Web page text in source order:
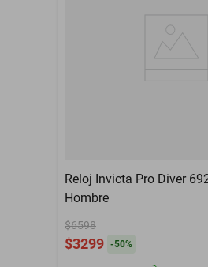
Reloj Invicta Pro Diver
Hombre
$6598
$3299 -50%